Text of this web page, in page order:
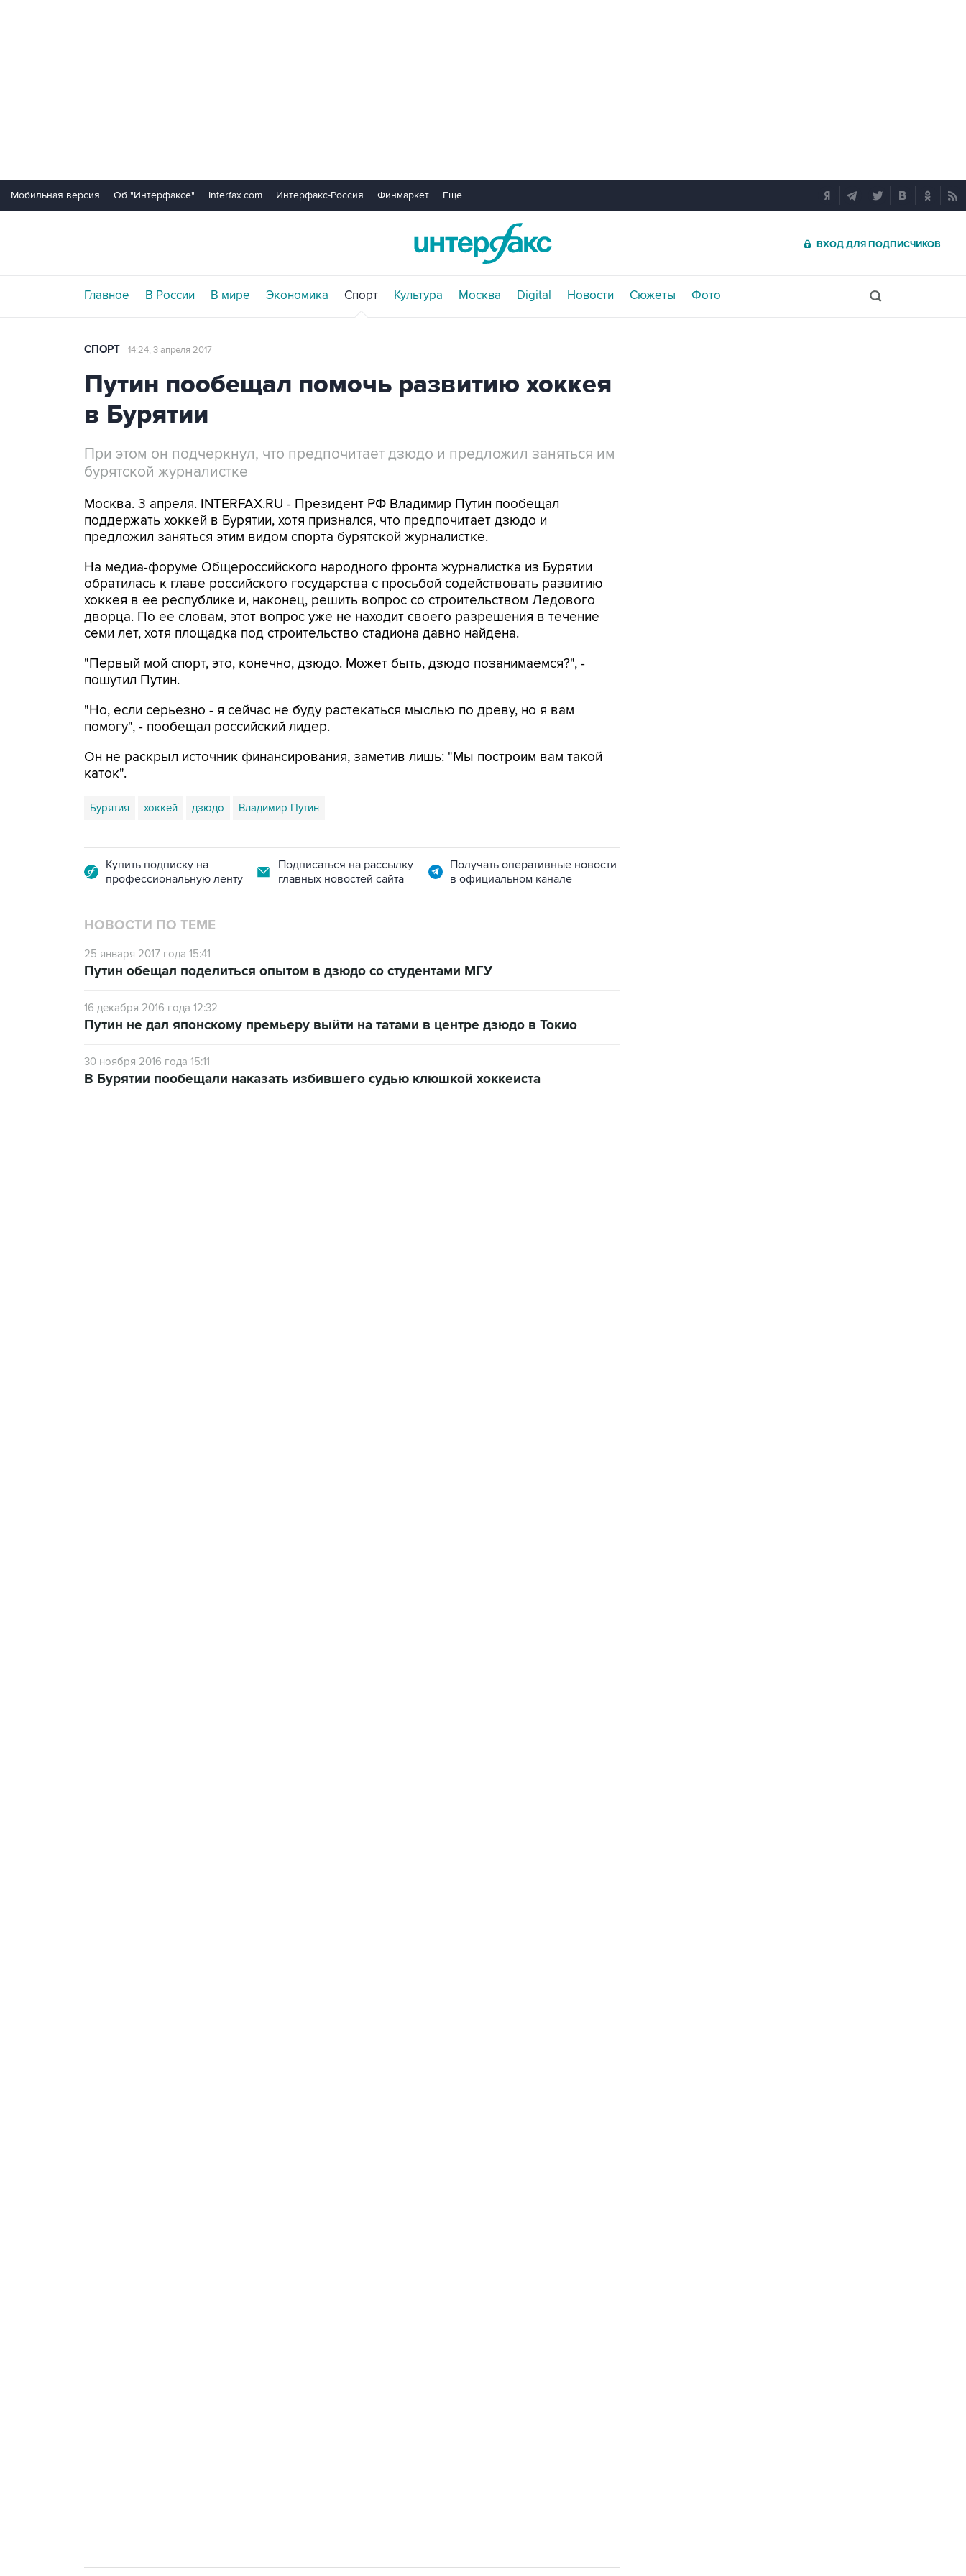
Мобильная версия Об "Интерфаксе" Interfax.com Интерфакс-Россия Финмаркет Еще...
ВХОД ДЛЯ ПОДПИСЧИКОВ
Главное В России В мире Экономика Спорт Культура Москва Digital Новости Сюжеты Фото
СПОРТ 14:24, 3 апреля 2017
Путин пообещал помочь развитию хоккея
в Бурятии
При этом он подчеркнул, что предпочитает дзюдо и предложил заняться им
бурятской журналистке
Москва. 3 апреля. INTERFAX.RU - Президент РФ Владимир Путин пообещал
поддержать хоккей в Бурятии, хотя признался, что предпочитает дзюдо и
предложил заняться этим видом спорта бурятской журналистке.
На медиа-форуме Общероссийского народного фронта журналистка из Бурятии
обратилась к главе российского государства с просьбой содействовать развитию
хоккея в ее республике и, наконец, решить вопрос со строительством Ледового
дворца. По ее словам, этот вопрос уже не находит своего разрешения в течение
семи лет, хотя площадка под строительство стадиона давно найдена.
"Первый мой спорт, это, конечно, дзюдо. Может быть, дзюдо позанимаемся?", -
пошутил Путин.
"Но, если серьезно - я сейчас не буду растекаться мыслью по древу, но я вам
помогу", - пообещал российский лидер.
Он не раскрыл источник финансирования, заметив лишь: "Мы построим вам такой
каток".
Бурятия хоккей дзюдо Владимир Путин
Купить подписку на
профессиональную ленту
Подписаться на рассылку
главных новостей сайта
Получать оперативные новости
в официальном канале
НОВОСТИ ПО ТЕМЕ
25 января 2017 года 15:41
Путин обещал поделиться опытом в дзюдо со студентами МГУ
16 декабря 2016 года 12:32
Путин не дал японскому премьеру выйти на татами в центре дзюдо в Токио
30 ноября 2016 года 15:11
В Бурятии пообещали наказать избившего судью клюшкой хоккеиста